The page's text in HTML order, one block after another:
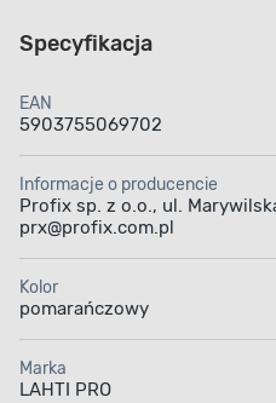
Specyfikacja
EAN
5903755069702
Informacje o producencie
Profix sp. z o.o., ul.
prx@profix.com.pl
Kolor
pomarańczowy
Marka
LAHTI PRO